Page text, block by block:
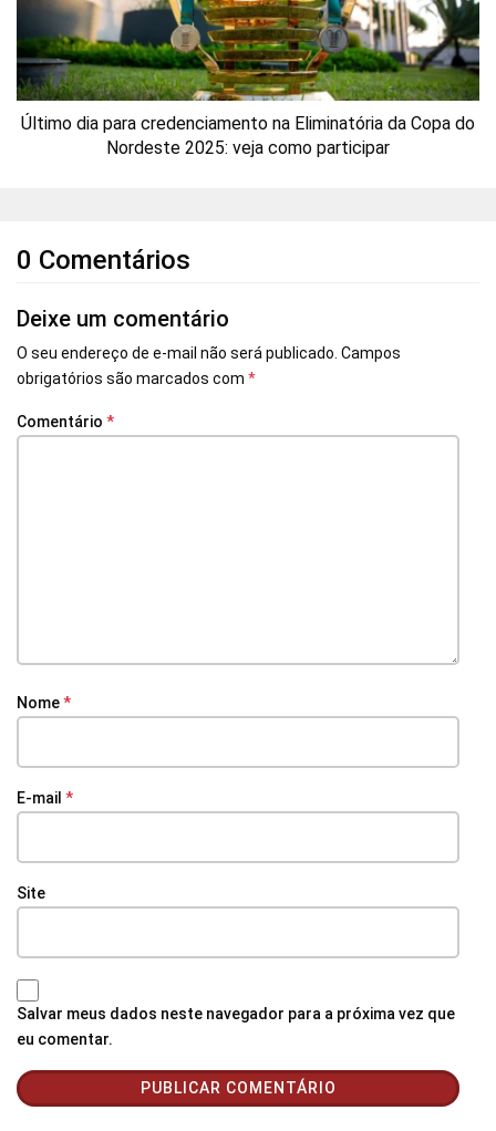
Último dia para credenciamento na Eliminatória da Copa do
Nordeste 2025: veja como participar
0 Comentários
Deixe um comentário
O seu endereço de e-mail não será publicado. Campos
obrigatórios são marcados com *
Comentário *
Nome*
E-mail *
Site
Salvar meus dados neste navegador para a próxima vez que
eu comentar.